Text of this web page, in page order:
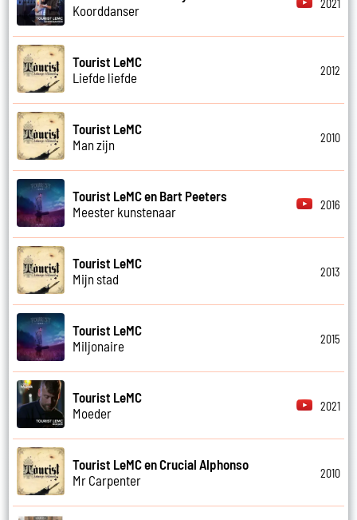
Koorddanser
2021
Tourist LeMC
Liefde liefde
2012
Tourist LeMC
Man zijn
2010
Tourist LeMC en Bart Peeters
Meester kunstenaar
2016
Tourist LeMC
Mijn stad
2013
Tourist LeMC
Miljonaire
2015
Tourist LeMC
Moeder
2021
Tourist LeMC en Crucial Alphonso
Mr Carpenter
2010